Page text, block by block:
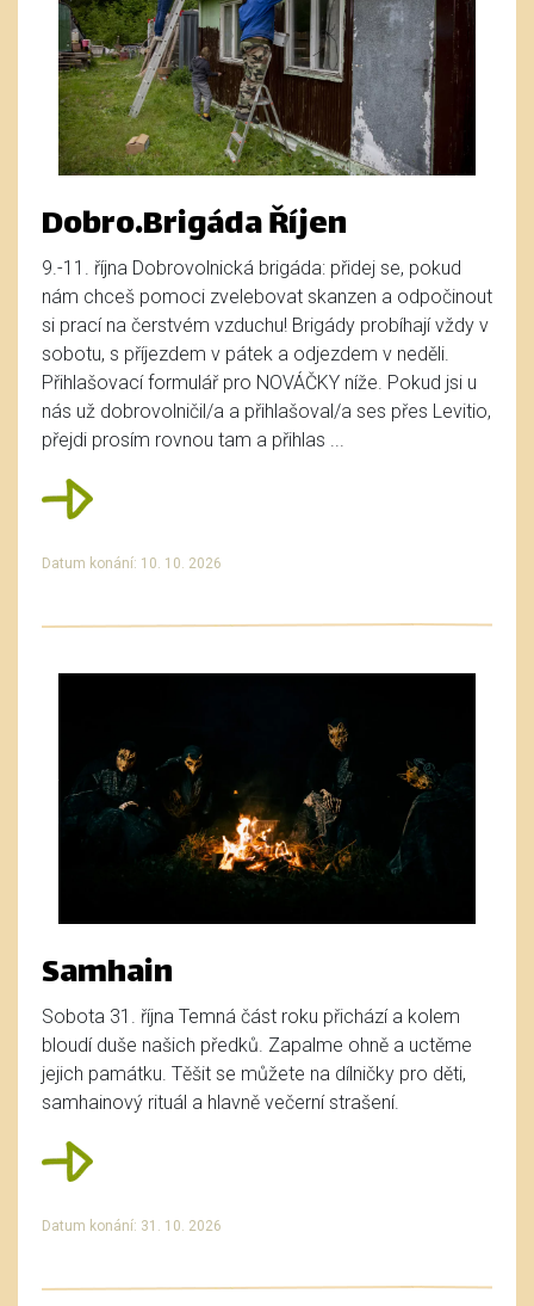
Dobro.Brigáda Říjen
9.-11. října Dobrovolnická brigáda: přidej se, pokud
nám chceš pomoci zvelebovat skanzen a odpočinout
si prací na čerstvém vzduchu! Brigády probíhají vždy v
sobotu, s příjezdem v pátek a odjezdem v neděli.
Přihlašovací formulář pro NOVÁČKY níže. Pokud jsi u
nás už dobrovolničil/a a přihlašoval/a ses přes Levitio,
přejdi prosím rovnou tam a přihlas ...
Datum konání: 10. 10. 2026
Samhain
Sobota 31. října Temná část roku přichází a kolem
bloudí duše našich předků. Zapalme ohně a uctěme
jejich památku. Těšit se můžete na dílničky pro děti,
samhainový rituál a hlavně večerní strašení.
Datum konání: 31. 10. 2026